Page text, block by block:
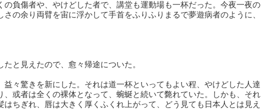
負傷者や、やけどした者で、講堂も運動場も一杯だった。今夜一夜の
の余り両臂を宙に浮かして手首をふりふりまるで夢遊病者のように、
と見えたので、愈々帰途についた。
々驚きを新にした。それは道一杯といってもよい程、やけどした人達
或者は全くの裸体となって、蜿蜒と続いて斃れていた。しかも、それ
ちぎれ、唇は大きく厚くふくれ上がって、どう見ても日本人とは見え